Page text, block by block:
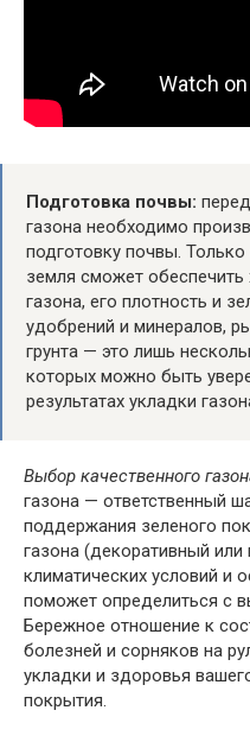
Подготовка почвы:
газона необходимо
подготовку почвы.
земля сможет
газона, его плотность и
удобрений и минералов,
грунта — это лишь
которых можно быть
результатах укладки
Выбор качественного
газона — ответственный
поддержания зеленого
газона (декоративный или
климатических условий и
поможет определиться с
Бережное отношение к
болезней и сорняков на
укладки и здоровья
покрытия.